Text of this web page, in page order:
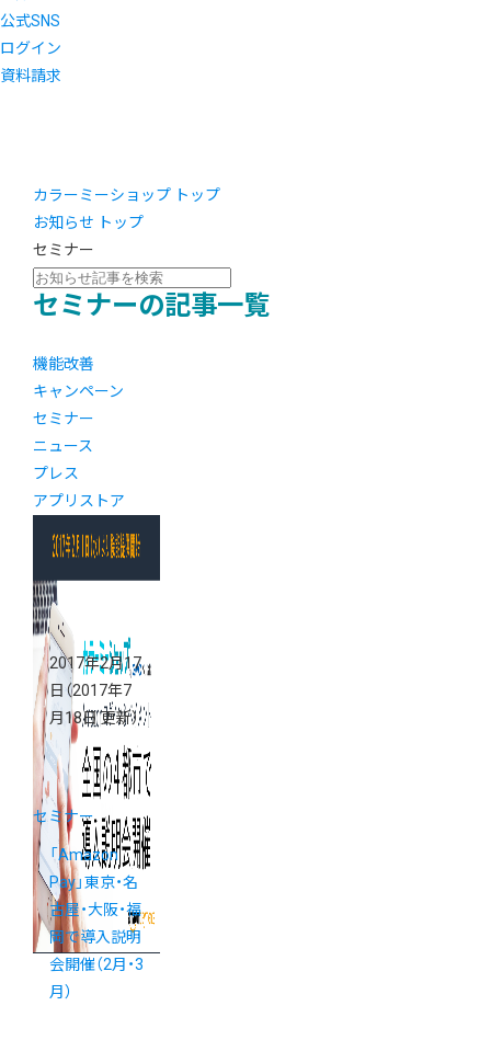
公式SNS
ログイン
資料請求
カラーミーショップ トップ
お知らせ トップ
セミナー
セミナーの記事一覧
機能改善
キャンペーン
セミナー
ニュース
プレス
アプリストア
2017年2月17
日 （2017年7
月18日 更新）
セミナー
「Amazon
Pay」東京・名
古屋・大阪・福
岡で導入説明
会開催（2月・3
月）